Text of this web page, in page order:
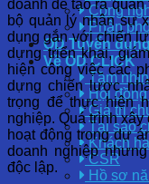
Công
Phân
OD Tuyển
Về OD CLICK
Tầm
Hội
Giá trị
Tại sao
Khách
CSR
Hồ sơ
doanh để tạo ra
bộ quản lý nhân sự
dụng gắn với chiến
dựng triển khai,
hiện công việc các
dựng chiến lược
trọng để thực hiện
nghiệp. Quá trình
hoạt động trong dự
doanh nghiệp
độc lập.